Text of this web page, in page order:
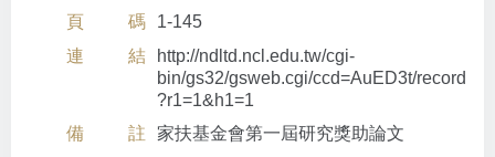
頁碼
1-145
連結
http://ndltd.ncl.edu.tw/cgi-
bin/gs32/gsweb.cgi/ccd=AuED3t/record
?r1=1&h1=1
備註
家扶基金會第一屆研究獎助論文